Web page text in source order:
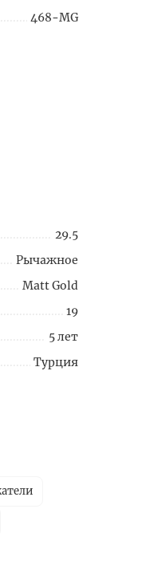
468-MG
29.5
Рычажное
Matt Gold
19
5 лет
Турция